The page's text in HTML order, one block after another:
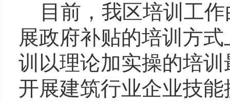
目前，我区培训工
展政府补贴的培训方
训以理论加实操的培
开展建筑行业企业技